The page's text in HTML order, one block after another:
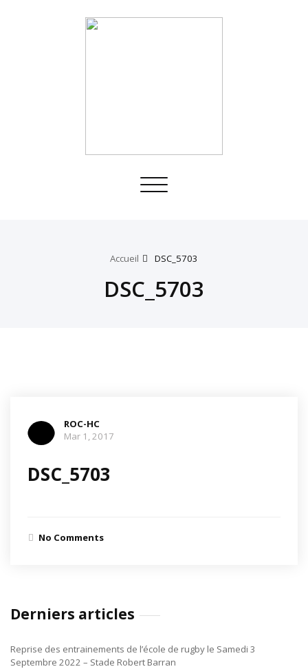
Toggle
Accueil DSC_5703
DSC_5703
ROC-HC
Mar 1, 2017
DSC_5703
No Comments
Derniers articles
Reprise des entrainements de l’école de rugby le Samedi 3
Septembre 2022 – Stade Robert Barran